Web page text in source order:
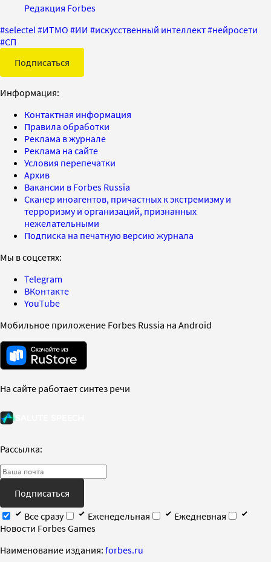
Редакция Forbes
#selectel #ИТМО #ИИ #искусственный интеллект#нейросети
#СП
Подписаться
Информация:
Контактная информация
Правила обработки
Реклама в журнале
Реклама на сайте
Условия перепечатки
Архив
Вакансии в Forbes Russia
Сканер иноагентов, причастных к экстремизму и
терроризму и организаций, признанных
нежелательными
Подписка на печатную версию журнала
Мы в соцсетях:
Telegram
ВКонтакте
YouTube
Мобильное приложение Forbes Russia на Android
На сайте работает синтез речи
Рассылка:
Подписаться
Все сразу
Еженедельная
Ежедневная
Новости Forbes Games
Наименование издания: forbes.ru